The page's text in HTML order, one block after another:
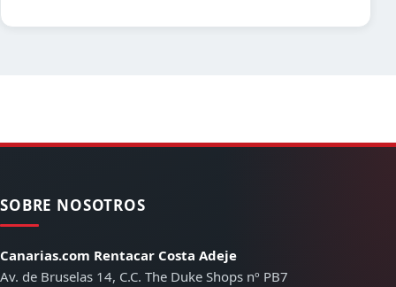
SOBRE NOSOTROS
Canarias.com Rentacar Costa Adeje
Av. de Bruselas 14, C.C. The Duke Shops nº PB7